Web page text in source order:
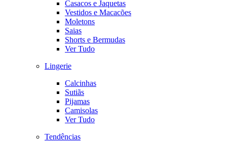
Casacos e Jaquetas
Vestidos e Macacões
Moletons
Saias
Shorts e Bermudas
Ver Tudo
Lingerie
Calcinhas
Sutiãs
Pijamas
Camisolas
Ver Tudo
Tendências